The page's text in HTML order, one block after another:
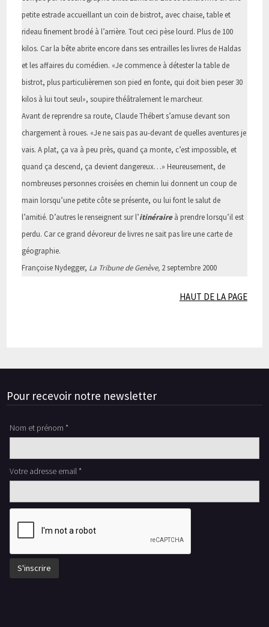
petite estrade accueillant un coin de bistrot, avec chaise, table et
rideau finement brodé à l’arrière. Tout ceci pèse lourd. Plus de 100
kilos. Car la bête abrite encore dans ses entrailles les livres de Haldas
et les affaires du comédien. «Je commence à détester la table de
bistrot, plus particulièremen son pied en fonte, qui doit bien peser 30
kilos à lui tout seul», soupire théâtralement le marcheur.
Avant de reprendre sa route, Claude Thébert s’amuse devant son
chargement à roues. «Je ne sais pas au-devant de quelles aventures je
vais. A plat, ça va à peu près, quand ça monte, c’est impossible, et
quand ça descend, ça devient dangereux…» Heureusement, de
nombreuses personnes croisées en chemin lui donnent un coup de
main lorsqu’une petite côte se présente, ou lui font le salut de
l’amitié. D’autres le renseignent sur l’itinéraireà prendre lorsqu’il est
perdu. Car ce grand dévoreur de livres ne sait pas lire une carte de
géographie.
Françoise Nydegger, La Tribune de Genève, 2 septembre 2000
HAUT DE LA PAGE
Pour recevoir notre newsletter
Nom et prénom *
Votre adresse email *